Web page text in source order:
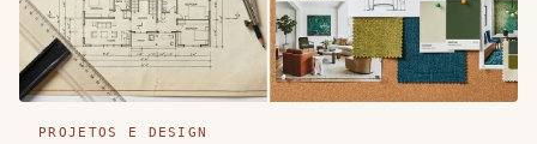
PROJETOS E DESIGN